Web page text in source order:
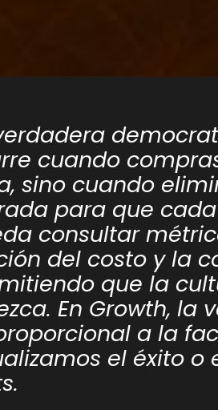
cuando
sino cuando
para que
consultar
del costo y la
que la
En Growth, la
a la
el éxito o